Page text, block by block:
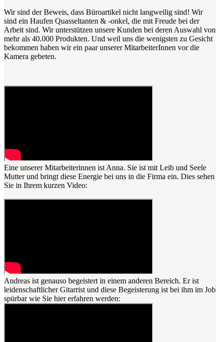
Wir sind der Beweis, dass Büroartikel nicht langweilig sind! Wir
sind ein Haufen Quasseltanten & -onkel, die mit Freude bei der
Arbeit sind. Wir unterstützen unsere Kunden bei deren Auswahl von
mehr als 40.000 Produkten. Und weil uns die wenigsten zu Gesicht
bekommen haben wir ein paar unserer MitarbeiterInnen vor die
Kamera gebeten.
Eine unserer Mitarbeiterinnen ist Anna. Sie ist mit Leib und Seele
Mutter und bringt diese Energie bei uns in die Firma ein. Dies sehen
Sie in Ihrem kurzen Video:
Andreas ist genauso begeistert in einem anderen Bereich. Er ist
leidenschaftlicher Gitarrist und diese Begeisterung ist bei ihm im Job
spürbar wie Sie hier erfahren werden: